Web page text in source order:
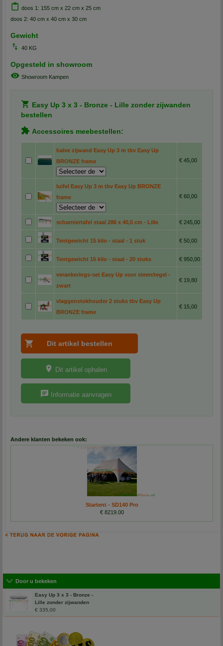
doos 1: 155 cm x 22 cm x 25 cm
doos 2: 40 cm x 40 cm x 30 cm
Gewicht
40 KG
Opgesteld in showroom
Showroom Kampen
Easy Up 3 x 3 - Bronze - Lille zonder zijwanden
bestellen
Accessoires meebestellen:
halve zijwand Easy Up 3 m tbv Easy Up
BRONZE frame
€ 45,00
luifel Easy Up 3 m tbv Easy Up BRONZE
frame
€ 60,00
scharniertafel staal 286 x 40,5 cm - Lille € 245,00
Tentgewicht 15 kilo - staal - 1 stuk € 50,00
Tentgewicht 15 kilo - staal - 20 stuks € 950,00
verankerings-set Easy Up voor steen/tegel -
zwart
€ 19,80
vlaggenstokhouder 2 stuks tbv Easy Up
BRONZE frame
€ 15,00
Dit artikel ophalen
Informatie aanvragen
Andere klanten bekeken ook:
Startent - SD140 Pro
€ 8219.00
Door u bekeken
Easy Up 3 x 3 - Bronze -
Lille zonder zijwanden
€ 335,00